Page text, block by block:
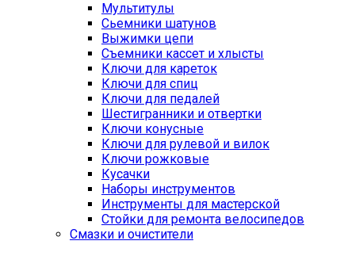
Мультитулы
Сьемники шатунов
Выжимки цепи
Съемники кассет и хлысты
Ключи для кареток
Ключи для спиц
Ключи для педалей
Шестигранники и отвертки
Ключи конусные
Ключи для рулевой и вилок
Ключи рожковые
Кусачки
Наборы инструментов
Инструменты для мастерской
Стойки для ремонта велосипедов
Смазки и очистители